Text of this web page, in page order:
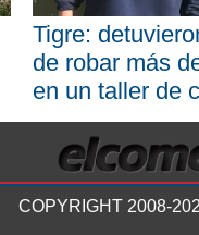
Tigre:
de robar más
en un taller de
COPYRIGHT 2008-